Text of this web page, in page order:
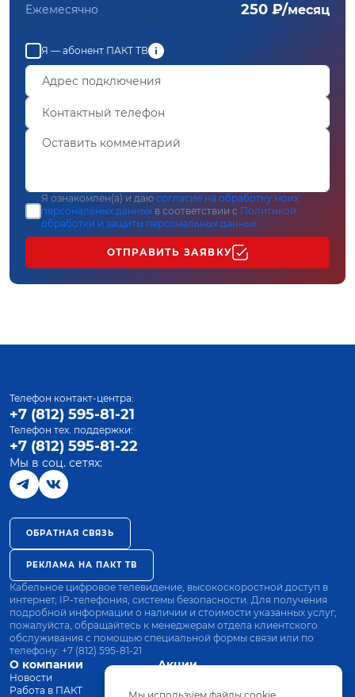
Ежемесячно 250 ₽/месяц
Я — абонент ПАКТ ТВ
Я ознакомлен(а) и даю согласие на обработку моих
персональных данных в соответствии с Политикой
обработки и защиты персональных данных
ОТПРАВИТЬ ЗАЯВКУ
О компании
Новости
Работа в ПАКТ
Акции
Оплата
Телефон контакт-центра:
+7 (812) 595-81-21
Телефон тех. поддержки:
+7 (812) 595-81-22
Мы в соц. сетях:
ОБРАТНАЯ СВЯЗЬ
РЕКЛАМА НА ПАКТ ТВ
Кабельное цифровое телевидение, высокоскоростной доступ в
интернет, IP-телефония, системы безопасности. Для получения
подробной информации о наличии и стоимости указанных услуг,
пожалуйста, обращайтесь к менеджерам отдела клиентского
обслуживания с помощью специальной формы связи или по
телефону: +7 (812) 595-81-21